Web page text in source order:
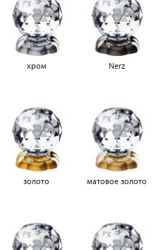
хром Nerz
золото матовое золото